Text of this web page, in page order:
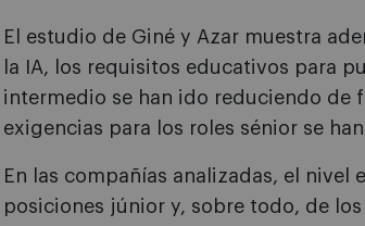
El estudio de Giné y Azar muestra
la IA, los requisitos educativos para
intermedio se han ido reduciendo de
exigencias para los roles sénior se
En las compañías analizadas, el
posiciones júnior y, sobre todo, de